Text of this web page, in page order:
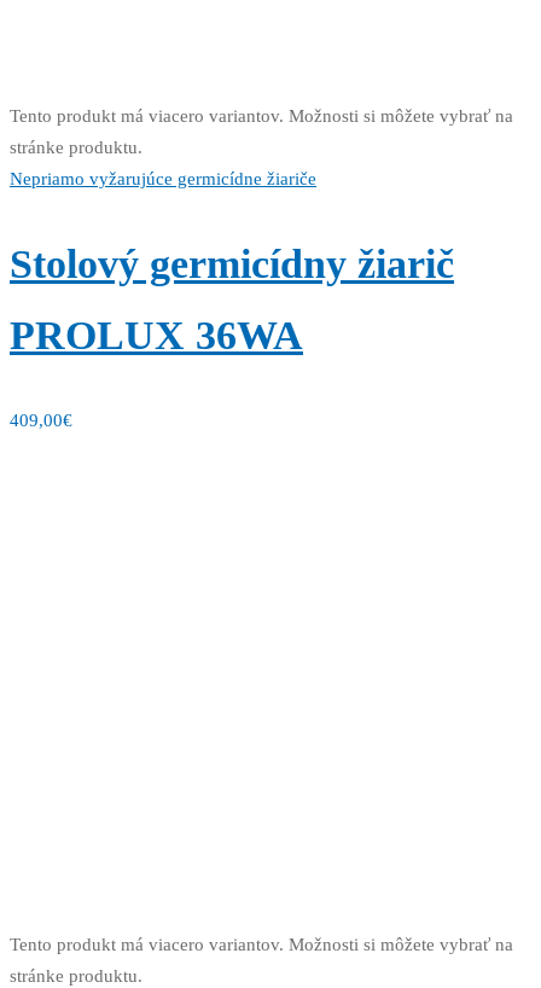
Tento produkt má viacero variantov. Možnosti si môžete vybrať na
stránke produktu.
Nepriamo vyžarujúce germicídne žiariče
Stolový germicídny žiarič
PROLUX 36WA
409,00€
Tento produkt má viacero variantov. Možnosti si môžete vybrať na
stránke produktu.